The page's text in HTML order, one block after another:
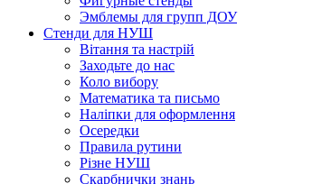
Эмблемы для групп ДОУ
Стенди для НУШ
Вітання та настрій
Заходьте до нас
Коло вибору
Математика та письмо
Наліпки для оформлення
Осередки
Правила рутини
Різне НУШ
Скарбнички знань